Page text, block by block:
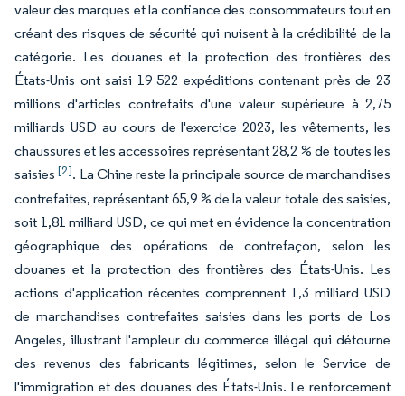
valeur des marques et la confiance des consommateurs tout en
créant des risques de sécurité qui nuisent à la crédibilité de la
catégorie. Les douanes et la protection des frontières des
États-Unis ont saisi 19 522 expéditions contenant près de 23
millions d'articles contrefaits d'une valeur supérieure à 2,75
milliards USD au cours de l'exercice 2023, les vêtements, les
chaussures et les accessoires représentant 28,2 % de toutes les
saisies[2]. La Chine reste la principale source de marchandises
contrefaites, représentant 65,9 % de la valeur totale des saisies,
soit 1,81 milliard USD, ce qui met en évidence la concentration
géographique des opérations de contrefaçon, selon les
douanes et la protection des frontières des États-Unis. Les
actions d'application récentes comprennent 1,3 milliard USD
de marchandises contrefaites saisies dans les ports de Los
Angeles, illustrant l'ampleur du commerce illégal qui détourne
des revenus des fabricants légitimes, selon le Service de
l'immigration et des douanes des États-Unis. Le renforcement